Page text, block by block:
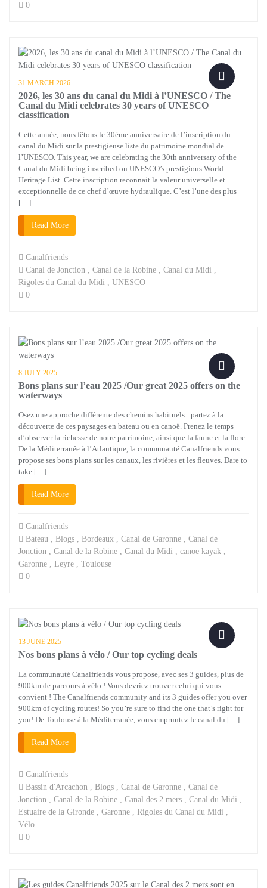
0
31 MARCH 2026
2026, les 30 ans du canal du Midi à l’UNESCO / The
Canal du Midi celebrates 30 years of UNESCO
classification
Cette année, nous fêtons le 30ème anniversaire de l’inscription du
canal du Midi sur la prestigieuse liste du patrimoine mondial de
l’UNESCO. This year, we are celebrating the 30th anniversary of the
Canal du Midi being inscribed on UNESCO’s prestigious World
Heritage List. Cette inscription reconnait la valeur universelle et
exceptionnelle de ce chef d’œuvre hydraulique. C’est l’une des plus
[…]
Read More
Canalfriends
Canal de Jonction , Canal de la Robine , Canal du Midi ,
Rigoles du Canal du Midi , UNESCO
0
8 JULY 2025
Bons plans sur l’eau 2025 /Our great 2025 offers on the
waterways
Osez une approche différente des chemins habituels : partez à la
découverte de ces paysages en bateau ou en canoë. Prenez le temps
d’observer la richesse de notre patrimoine, ainsi que la faune et la flore.
De la Méditerranée à l’Atlantique, la communauté Canalfriends vous
propose ses bons plans sur les canaux, les rivières et les fleuves. Dare to
take […]
Read More
Canalfriends
Bateau , Blogs , Bordeaux , Canal de Garonne , Canal de
Jonction , Canal de la Robine , Canal du Midi , canoe kayak ,
Garonne , Leyre , Toulouse
0
13 JUNE 2025
Nos bons plans à vélo / Our top cycling deals
La communauté Canalfriends vous propose, avec ses 3 guides, plus de
900km de parcours à vélo ! Vous devriez trouver celui qui vous
convient ! The Canalfriends community and its 3 guides offer you over
900km of cycling routes! So you’re sure to find the one that’s right for
you! De Toulouse à la Méditerranée, vous empruntez le canal du […]
Read More
Canalfriends
Bassin d'Arcachon , Blogs , Canal de Garonne , Canal de
Jonction , Canal de la Robine , Canal des 2 mers , Canal du Midi ,
Estuaire de la Gironde , Garonne , Rigoles du Canal du Midi ,
Vélo
0